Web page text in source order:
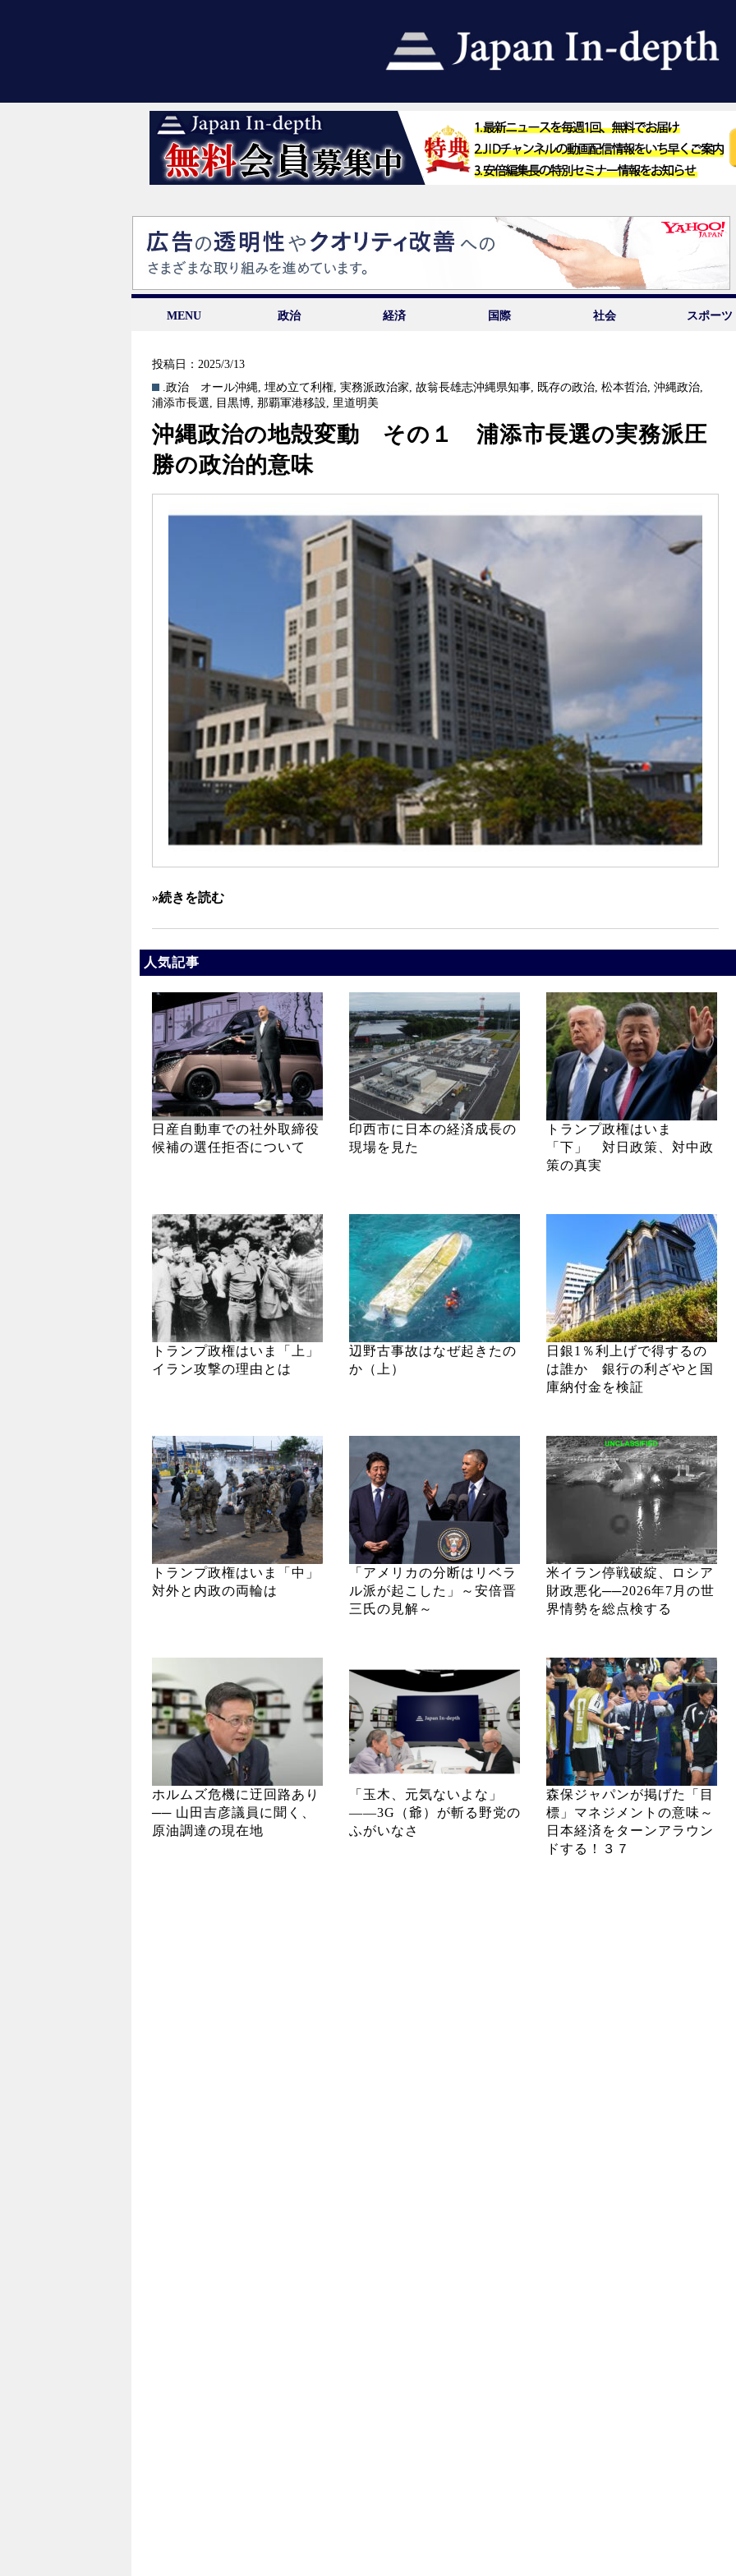
MENU 政治 経済 国際 社会 スポーツ
投稿日：2025/3/13
.政治
オール沖縄,埋め立て利権,実務派政治家,故翁長雄志沖縄県知事, 既存の政治,松本哲治,沖縄政治,
浦添市長選, 目黒博, 那覇軍港移設, 里道明美
沖縄政治の地殻変動 その１ 浦添市長選の実務派圧
勝の政治的意味
»続きを読む
人気記事
日産自動車での社外取締役
候補の選任拒否について
印西市に日本の経済成長の
現場を見た
トランプ政権はいま
「下」 対日政策、対中政
策の真実
トランプ政権はいま「上」
イラン攻撃の理由とは
辺野古事故はなぜ起きたの
か（上）
日銀1％利上げで得するの
は誰か 銀行の利ざやと国
庫納付金を検証
トランプ政権はいま「中」
対外と内政の両輪は
「アメリカの分断はリベラ
ル派が起こした」～安倍晋
三氏の見解～
米イラン停戦破綻、ロシア
財政悪化──2026年7月の世
界情勢を総点検する
ホルムズ危機に迂回路あり
── 山田吉彦議員に聞く、
原油調達の現在地
「玉木、元気ないよな」
――3G（爺）が斬る野党の
ふがいなさ
森保ジャパンが掲げた「目
標」マネジメントの意味～
日本経済をターンアラウン
ドする！３７